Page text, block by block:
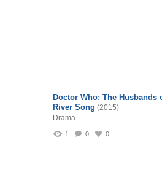
Doctor Who: The Husbands
River Song (2015)
Drāma
1 0 0